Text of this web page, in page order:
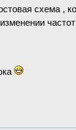
схема ,